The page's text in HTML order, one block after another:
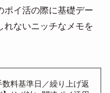
ポイ活の際に基礎デー
れないニッチなメモを
数料基準日／繰り上げ返